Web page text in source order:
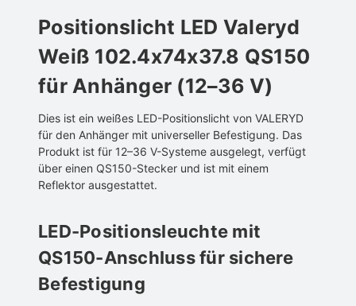
Positionslicht LED Valeryd
Weiß 102.4x74x37.8 QS150
für Anhänger (12–36 V)
Dies ist ein weißes LED-Positionslicht von VALERYD
für den Anhänger mit universeller Befestigung. Das
Produkt ist für 12–36 V-Systeme ausgelegt, verfügt
über einen QS150-Stecker und ist mit einem
Reflektor ausgestattet.
LED-Positionsleuchte mit
QS150-Anschluss für sichere
Befestigung